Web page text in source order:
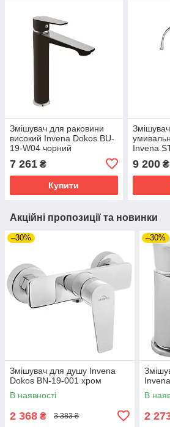
Змішувач для раковини
високий Invena Dokos BU-
19-W04 чорний
7 261 ₴
Купити
Invena
9 200₴
Акційні пропозиції та новинки
–30%
Змішувач для душу Invena
Dokos BN-19-001 хром
В наявності
2 368 ₴ 3 383 ₴
–30%
В
2